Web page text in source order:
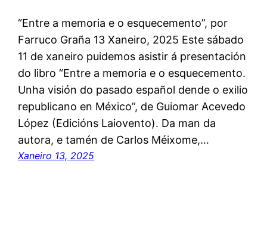
“Entre a memoria e o esquecemento”, por
Farruco Graña 13 Xaneiro, 2025 Este sábado
11 de xaneiro puidemos asistir á presentación
do libro “Entre a memoria e o esquecemento.
Unha visión do pasado español dende o exilio
republicano en México”, de Guiomar Acevedo
López (Edicións Laiovento). Da man da
autora, e tamén de Carlos Méixome,…
Xaneiro 13, 2025